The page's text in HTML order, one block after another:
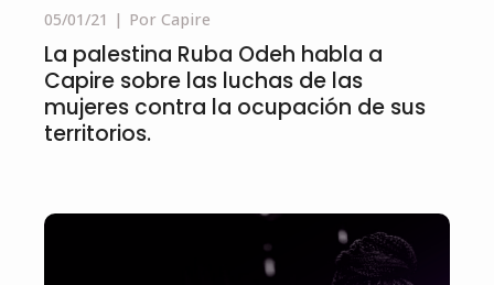
05/01/21 Por Capire
La palestina Ruba Odeh habla a
Capire sobre las luchas de las
mujeres contra la ocupación de sus
territorios.